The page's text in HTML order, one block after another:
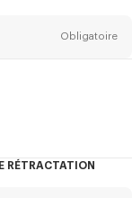
Obligatoire
RÉTRACTATION